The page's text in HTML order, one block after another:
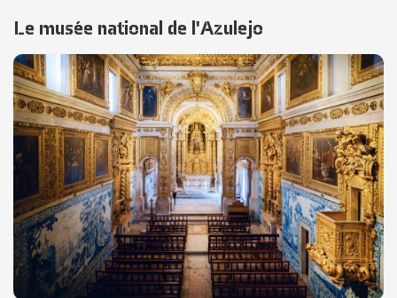
Le musée national de l'Azulejo